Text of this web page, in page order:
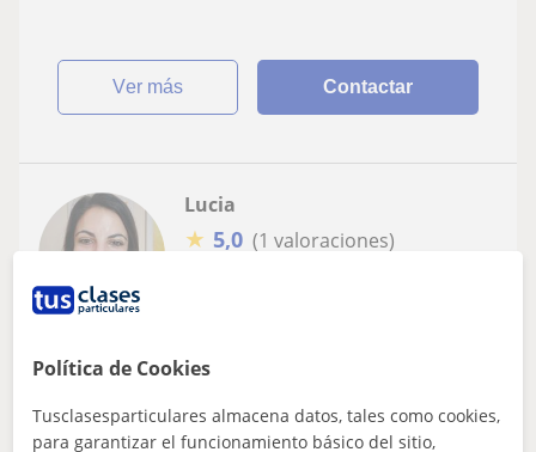
ver más Contactar
Lucia
★ 5,0 (1 valoraciones)
Español para extranjeros
Te ayudo con el dominio de español de
Política de Cookies
Tusclasesparticulares almacena datos, tales como cookies,
para garantizar el funcionamiento básico del sitio,